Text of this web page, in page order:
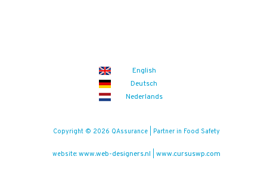
English
Deutsch
Nederlands
Copyright © 2026 QAssurance | Partner in Food Safety
website: www.web-designers.nl www.cursuswp.com